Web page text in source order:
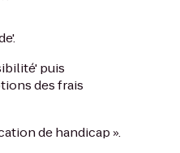
puis
des frais
de handicap ».